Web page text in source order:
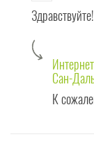
Сан-
К